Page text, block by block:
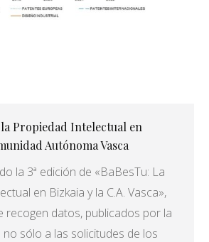
Propiedad Intelectual en
Autónoma Vasca
la 3ª edición de «BaBesTu: La
en Bizkaia y la C.A. Vasca»,
recogen datos, publicados por la
no sólo a las solicitudes de los